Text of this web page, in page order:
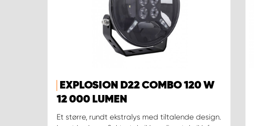
EXPLOSION D22 COMBO 120 W
12 000 LUMEN
Et større, rundt ekstralys med tiltalende design.